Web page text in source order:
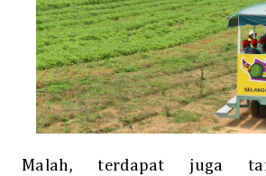
Malah, terdapat juga